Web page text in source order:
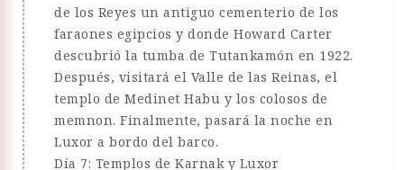
de los Reyes un antiguo cementerio de los
faraones egipcios y donde Howard Carter
descubrió la tumba de Tutankamón en 1922.
Después, visitará el Valle de las Reinas, el
templo de Medinet Habu y los colosos de
memnon. Finalmente, pasará la noche en
Luxor a bordo del barco.
Día 7: Templos de Karnak y Luxor